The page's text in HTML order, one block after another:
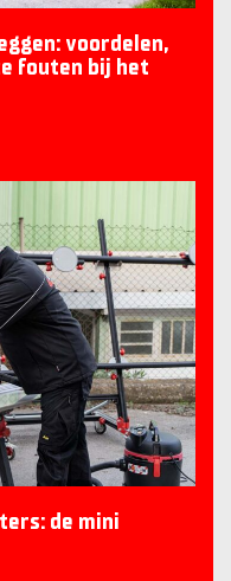
voordelen,
fouten bij het
de mini